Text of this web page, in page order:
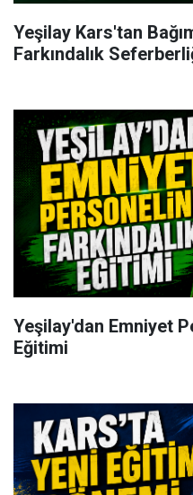
Yeşilay Kars'tan
Farkındalık
Yeşilay'dan Emniyet
Eğitimi